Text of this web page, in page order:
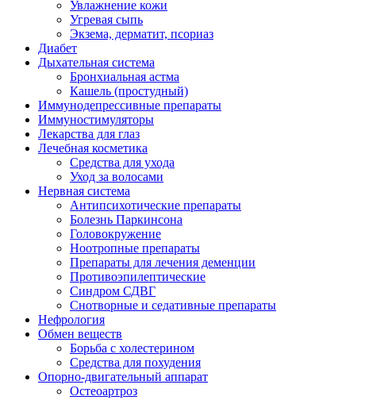
Увлажнение кожи
Угревая сыпь
Экзема, дерматит, псориаз
Диабет
Дыхательная система
Бронхиальная астма
Кашель (простудный)
Иммунодепрессивные препараты
Иммуностимуляторы
Лекарства для глаз
Лечебная косметика
Средства для ухода
Уход за волосами
Нервная система
Антипсихотические препараты
Болезнь Паркинсона
Головокружение
Ноотропные препараты
Препараты для лечения деменции
Противоэпилептические
Синдром СДВГ
Снотворные и седативные препараты
Нефрология
Обмен веществ
Борьба с холестерином
Средства для похудения
Опорно-двигательный аппарат
Остеоартроз